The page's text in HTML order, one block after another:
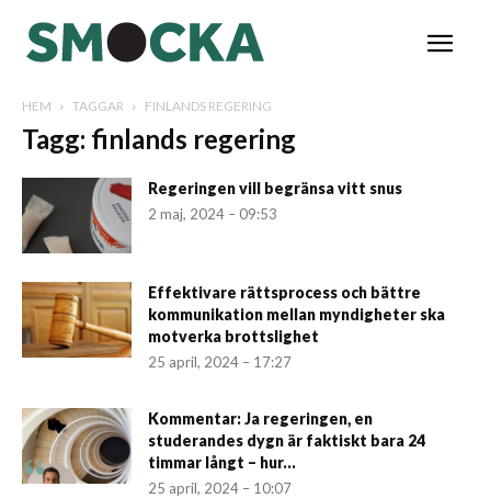
HEM TAGGAR FINLANDS REGERING
Tagg: finlands regering
Regeringen vill begränsa vitt snus
2 maj, 2024 – 09:53
Effektivare rättsprocess och bättre
kommunikation mellan myndigheter ska
motverka brottslighet
25 april, 2024 – 17:27
Kommentar: Ja regeringen, en
studerandes dygn är faktiskt bara 24
timmar långt – hur...
25 april, 2024 – 10:07